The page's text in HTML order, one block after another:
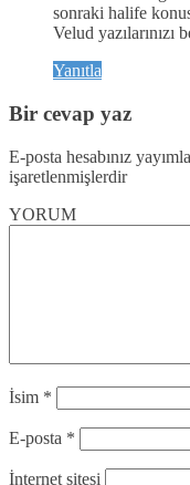
sonraki halife
Velud yazılarınızı
Yanıtla
Bir cevap yaz
E-posta hesabınız
işaretlenmişlerdir
YORUM
İsim *
E-posta *
İnternet sitesi